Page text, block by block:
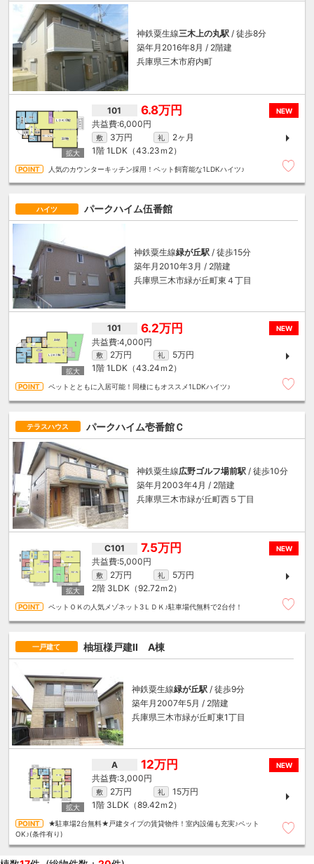
神鉄粟生線三木上の丸駅 / 徒歩8分
築年月2016年8月 / 2階建
兵庫県三木市府内町
NEW
101 6.8万円
6,000円
敷 3万円 礼
2ヶ月
1階 1LDK（43.23ｍ 2）
人気のカウンターキッチン採用！ペット飼育能な1LDKハイツ♪
ハイツ パークハイム伍番館
神鉄粟生線緑が丘駅/ 徒歩15分
築年月2010年3月 / 2階建
兵庫県三木市緑が丘町東４丁目
NEW
101 6.2万円
4,000円
敷 2万円 礼
5万円
1階 1LDK（43.24ｍ 2）
ペットとともに入居可能！同棲にもオススメ1LDKハイツ♪
テラスハウス パークハイム壱番館Ｃ
神鉄粟生線広野ゴルフ場前駅 / 徒歩10分
築年月2003年4月 / 2階建
兵庫県三木市緑が丘町西５丁目
NEW
C101 7.5万円
5,000円
敷 2万円 礼
5万円
2階 3LDK（92.72ｍ 2）
ペットＯＫの人気メゾネット3ＬＤＫ♪駐車場代無料で2台付！
一戸建て 柚垣様戸建Ⅱ A棟
神鉄粟生線緑が丘駅 / 徒歩9分
築年月2007年5月 / 2階建
兵庫県三木市緑が丘町東1丁目
NEW
A 12万円
3,000円
敷 2万円 礼
15万円
1階 3LDK（89.42ｍ 2）
★駐車場2台無料★戸建タイプの賃貸物件！室内設備も充実♪ペット
OK♪(条件有り)